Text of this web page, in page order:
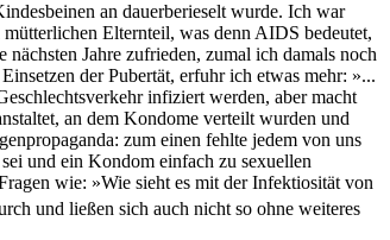
an dauerberieselt wurde. Ich war
Elternteil, was denn AIDS bedeutet,
Jahre zufrieden, zumal ich damals noch
der Pubertät, erfuhr ich etwas mehr: »...
infiziert werden, aber macht
an dem Kondome verteilt wurden und
zum einen fehlte jedem von uns
und ein Kondom einfach zu sexuellen
wie: »Wie sieht es mit der Infektiosität von
und ließen sich auch nicht so ohne weiteres